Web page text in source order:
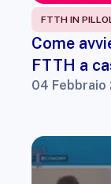
FTTH IN
Come
FTTH a
04 Febbraio